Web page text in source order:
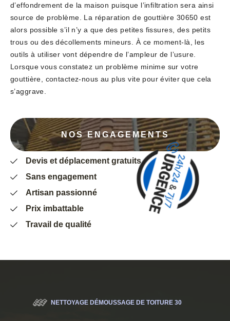
d’effondrement de la maison puisque l’infiltration sera ainsi
source de problème. La réparation de gouttière 30650 est
alors possible s’il n’y a que des petites fissures, des petits
trous ou des décollements mineurs. À ce moment-là, les
outils à utiliser vont dépendre de l’ampleur de l’usure.
Lorsque vous constatez un problème minime sur votre
gouttière, contactez-nous au plus vite pour éviter que cela
s’aggrave.
NOS ENGAGEMENTS
Devis et déplacement gratuits
Sans engagement
Artisan passionné
Prix imbattable
Travail de qualité
NETTOYAGE DÉMOUSSAGE DE TOITURE 30